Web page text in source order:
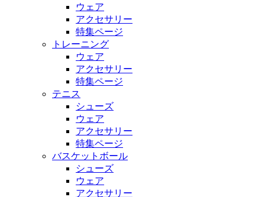
ウェア
アクセサリー
特集ページ
トレーニング
ウェア
アクセサリー
特集ページ
テニス
シューズ
ウェア
アクセサリー
特集ページ
バスケットボール
シューズ
ウェア
アクセサリー